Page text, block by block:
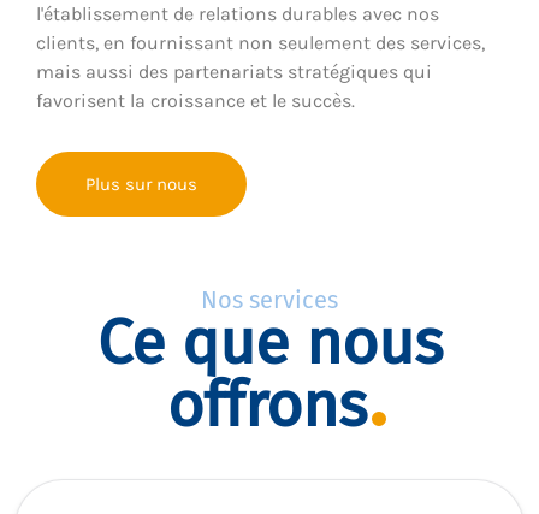
l'établissement de relations durables avec nos
clients, en fournissant non seulement des services,
mais aussi des partenariats stratégiques qui
favorisent la croissance et le succès.
Plus sur nous
Nos services
Ce que nous
offrons